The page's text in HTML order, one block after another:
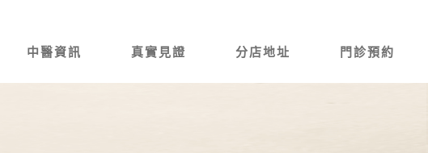
中醫資訊 真實見證 分店地址 門診預約